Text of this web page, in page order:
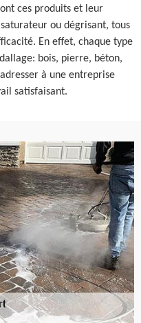
ces produits et leur
ou dégrisant, tous
En effet, chaque type
bois, pierre, béton,
à une entreprise
satisfaisant.